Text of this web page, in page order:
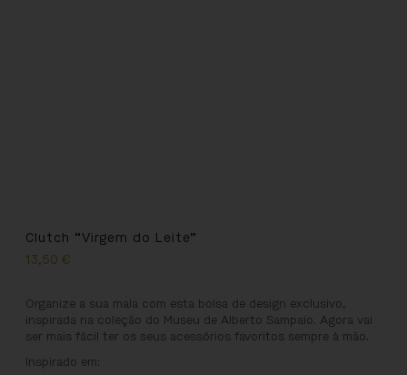
Clutch “Virgem do Leite”
13,50 €
Organize a sua mala com esta bolsa de design exclusivo,
inspirada na coleção do Museu de Alberto Sampaio. Agora vai
ser mais fácil ter os seus acessórios favoritos sempre à mão.
Inspirado em: